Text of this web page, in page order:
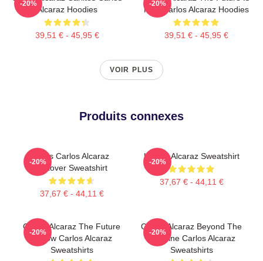
Alcaraz Hoodies
39,51 € - 45,95 €
-20%
Now Carlos Alcaraz Hoodies
39,51 € - 45,95 €
-20%
VOIR PLUS
Produits connexes
Tenis Carlos Alcaraz
Pullover Sweatshirt
37,67 € - 44,11 €
-20%
Le Pull Alcaraz Sweatshirt
37,67 € - 44,11 €
-20%
Carlos Alcaraz The Future
Is Now Carlos Alcaraz
Sweatshirts
-20%
Carlos Alcaraz Beyond The
Baseline Carlos Alcaraz
Sweatshirts
-20%